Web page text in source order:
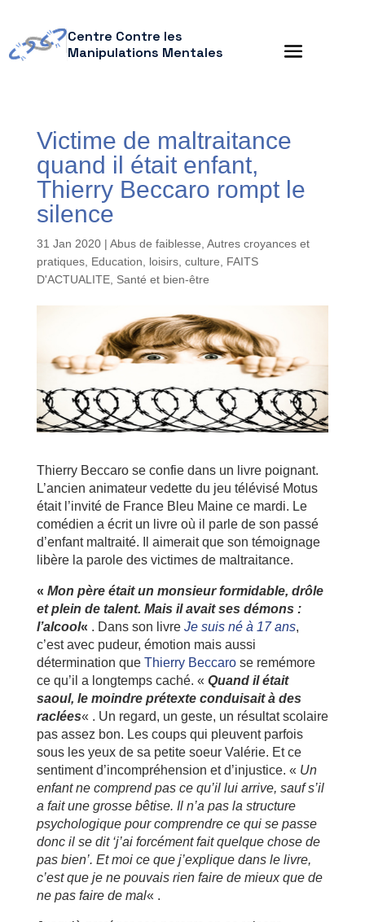
Centre Contre les
Manipulations Mentales
Victime de maltraitance
quand il était enfant,
Thierry Beccaro rompt le
silence
31 Jan 2020| Abus de faiblesse Autres croyances et
pratiques, Education, loisirs, culture
FAITS
D'ACTUALITE, Santé et bien-être
Thierry Beccaro se confie dans un livre poignant.
L’ancien animateur vedette du jeu télévisé Motus
était l’invité de France Bleu Maine ce mardi. Le
comédien a écrit un livre où il parle de son passé
d’enfant maltraité. Il aimerait que son témoignage
libère la parole des victimes de maltraitance.
« Mon père était un monsieur formidable, drôle
et plein de talent. Mais il avait ses démons :
l’alcool« . Dans son livreJe suis né à 17 ans,
c’est avec pudeur, émotion mais aussi
détermination que Thierry Beccarose remémore
ce qu’il a longtemps caché. « Quand il était
saoul, le moindre prétexte conduisait à des
raclées« . Un regard, un geste, un résultat scolaire
pas assez bon. Les coups qui pleuvent parfois
sous les yeux de sa petite soeur Valérie. Et ce
sentiment d’incompréhension et d’injustice. « Un
enfant ne comprend pas ce qu’il lui arrive, sauf s’il
a fait une grosse bêtise. Il n’a pas la structure
psychologique pour comprendre ce qui se passe
donc il se dit ‘j’ai forcément fait quelque chose de
pas bien’. Et moi ce que j’explique dans le livre,
c’est que je ne pouvais rien faire de mieux que de
ne pas faire de mal« .